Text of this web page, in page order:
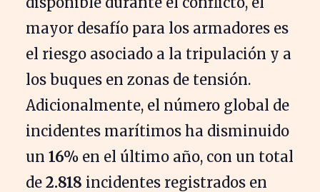
mayor desafío para los armadores es
el riesgo asociado a la tripulación y a
los buques en zonas de tensión.
Adicionalmente, el número global de
incidentes marítimos ha disminuido
un 16% en el último año, con un total
de 2.818 incidentes registrados en